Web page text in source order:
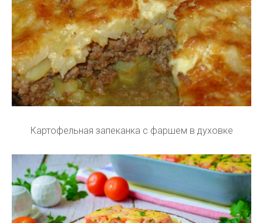
Картофельная запеканка с фаршем в духовке